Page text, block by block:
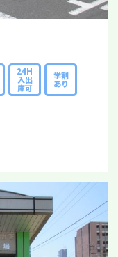
24H
入出
庫可
学割
あり